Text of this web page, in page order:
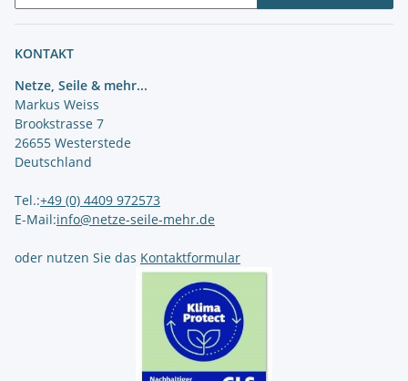
KONTAKT
Netze, Seile & mehr...
Markus Weiss
Brookstrasse 7
26655 Westerstede
Deutschland
Tel.:+49 (0) 4409 972573
E-Mail:info@netze-seile-mehr.de
oder nutzen Sie das Kontaktformular